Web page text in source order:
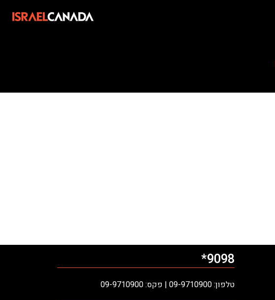
9098*
טלפון: 09-9710900 | פקס: 09-9710900